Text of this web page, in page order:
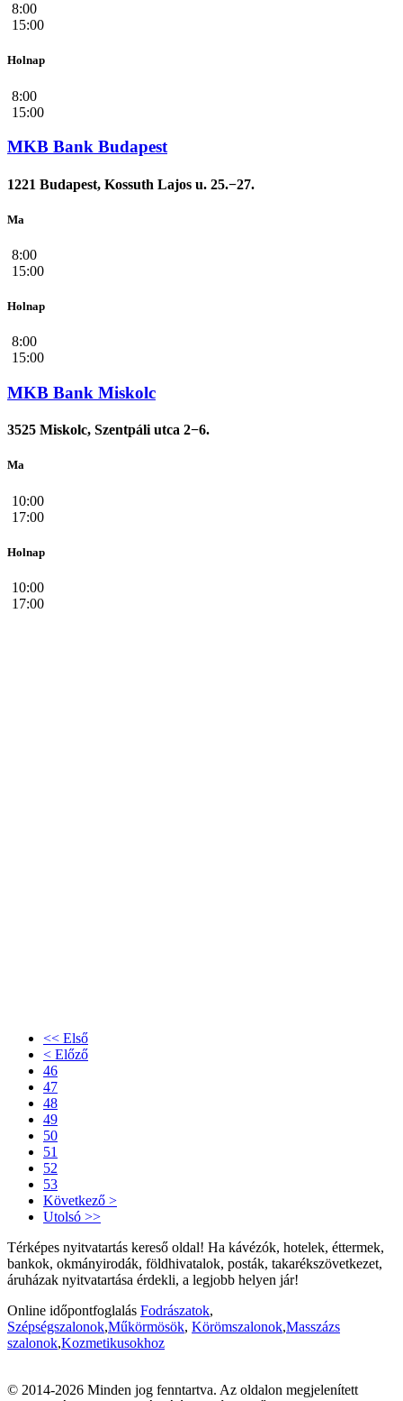
8:00
15:00
Holnap
8:00
15:00
MKB Bank Budapest
1221 Budapest, Kossuth Lajos u. 25.−27.
Ma
8:00
15:00
Holnap
8:00
15:00
MKB Bank Miskolc
3525 Miskolc, Szentpáli utca 2−6.
Ma
10:00
17:00
Holnap
10:00
17:00
<< Első
< Előző
46
47
48
49
50
51
52
53
Következő >
Utolsó >>
Térképes nyitvatartás kereső oldal! Ha kávézók, hotelek, éttermek,
bankok, okmányirodák, földhivatalok, posták, takarékszövetkezet,
áruházak nyitvatartása érdekli, a legjobb helyen jár!
Online időpontfoglalás Fodrászatok,
Szépségszalonok,Műkörmösök, Körömszalonok,Masszázs
szalonok,Kozmetikusokhoz
© 2014-2026 Minden jog fenntartva. Az oldalon megjelenített